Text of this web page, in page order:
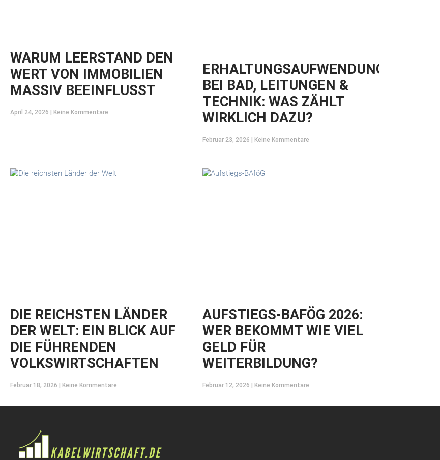
WARUM LEERSTAND DEN
WERT VON IMMOBILIEN
MASSIV BEEINFLUSST
April 24, 2026 Keine Kommentare
ERHALTUNGSAUFWENDUNGEN
BEI BAD, LEITUNGEN &
TECHNIK: WAS ZÄHLT
WIRKLICH DAZU?
Februar 23, 2026 Keine Kommentare
DIE REICHSTEN LÄNDER
DER WELT: EIN BLICK AUF
DIE FÜHRENDEN
VOLKSWIRTSCHAFTEN
Februar 18, 2026 Keine Kommentare
AUFSTIEGS-BAFÖG 2026:
WER BEKOMMT WIE VIEL
GELD FÜR
WEITERBILDUNG?
Februar 12, 2026 Keine Kommentare